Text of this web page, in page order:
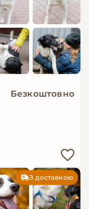
Безкоштовно
З доставкою